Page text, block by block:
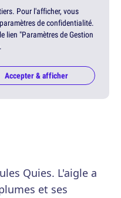
Pour l'afficher, vous
de confidentialité.
lien "Paramètres de Gestion
Accepter & afficher
Quies. L'aigle a
et ses